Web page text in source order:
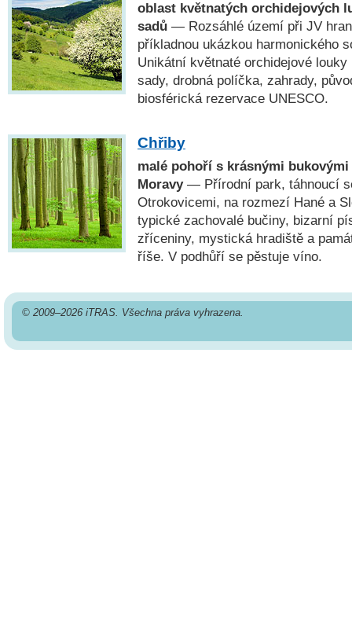
oblast květnatých orchidejových
sadů — Rozsáhlé území při JV
příkladnou ukázkou harmonického
Unikátní květnaté orchidejové
sady, drobná políčka, zahrady,
biosférická rezervace UNESCO.
Chřiby
malé pohoří s krásnými
Moravy— Přírodní park, táhnoucí
Otrokovicemi, na rozmezí Hané a
typické zachovalé bučiny, bizarní
zříceniny, mystická hradiště a
říše. V podhůří se pěstuje víno.
© 2009–2026 iTRAS. Všechna práva vyhrazena.